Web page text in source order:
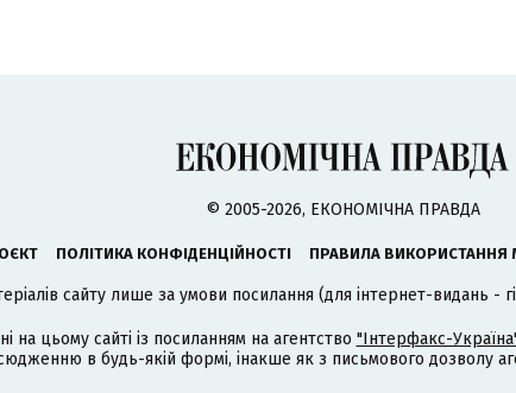
© 2005-2026, ЕКОНОМІЧНА ПРАВДА
ПОЛІТИКА КОНФІДЕНЦІЙНОСТІ ПРАВИЛА ВИКОРИСТАННЯ
сайту лише за умови посилання (для інтернет-видань -
на цьому сайті із посиланням на агентство "Інтерфакс-
в будь-якій формі, інакше як з письмового дозволу